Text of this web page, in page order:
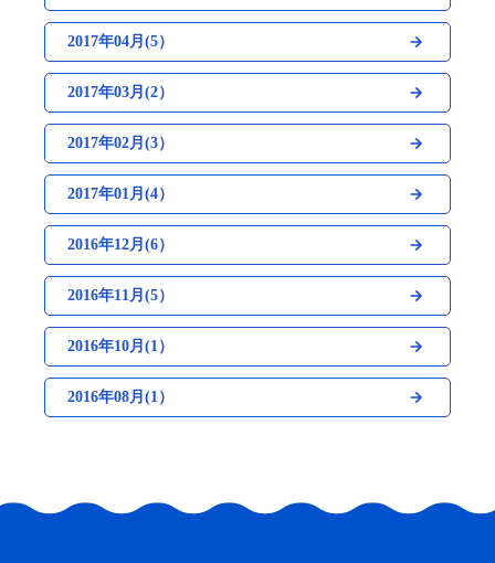
2017年04月(5）
2017年03月(2）
2017年02月(3）
2017年01月(4）
2016年12月(6）
2016年11月(5）
2016年10月(1）
2016年08月(1）